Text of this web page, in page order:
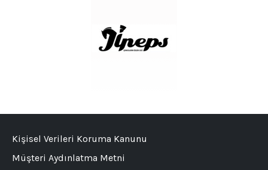
Kişisel Verileri Koruma Kanunu
Müşteri Aydınlatma Metni